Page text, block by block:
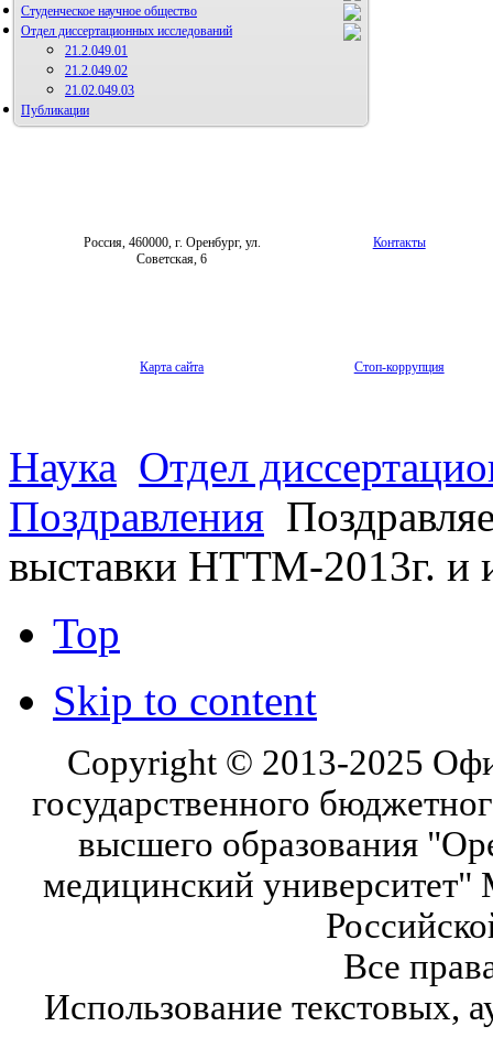
Студенческое научное общество
Отдел диссертационных исследований
21.2.049.01
21.2.049.02
21.02.049.03
Публикации
Россия, 460000, г. Оренбург, ул.
Советская, 6
Контакты
Карта сайта Стоп-коррупция
Наука Отдел
Поздравления
выставки НТТМ-2013г. и
Top
Skip to content
Copyright © 2013-2025
государственного
высшего образования
медицинский университет"
Все
Использование текстовых,